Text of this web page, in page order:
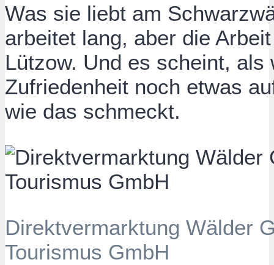
Was sie liebt am
arbeitet lang, aber die
Lützow. Und es scheint, als
Zufriedenheit noch etwas
wie das schmeckt.
Direktvermarktung Wälder
Tourismus GmbH